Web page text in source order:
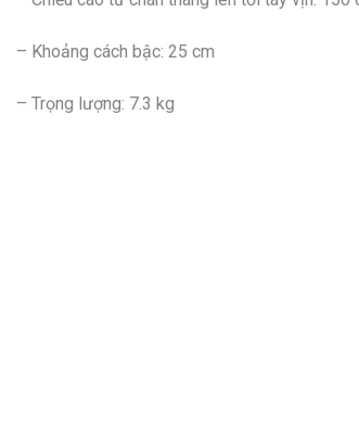
– Khoảng cách bậc: 25 cm
– Trọng lượng: 7.3 kg